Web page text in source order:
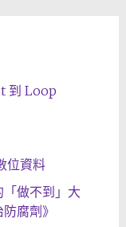
到 Loop
位資料
「做不到」大
腐劑》